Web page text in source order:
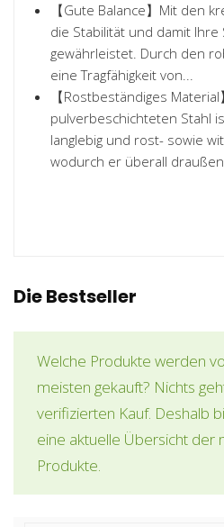
【Gute Balance】Mit den
die Stabilität und damit Ihre
gewährleistet. Durch den
eine Tragfähigkeit von...
【Rostbeständiges
pulverbeschichteten Stahl
langlebig und rost- sowie
wodurch er überall
Die Bestseller
Welche Produkte werden
meisten gekauft? Nichts
verifizierten Kauf. Deshalb
eine aktuelle Übersicht der
Produkte.